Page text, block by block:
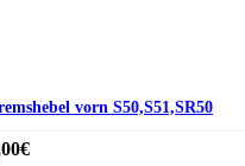
vorn S50,S51,SR50
€